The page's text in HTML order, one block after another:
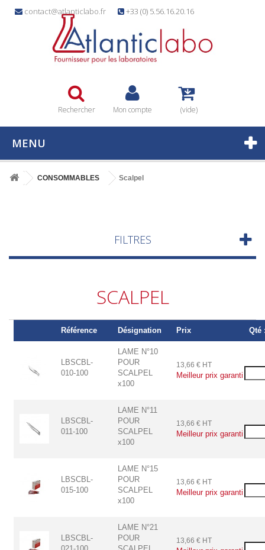
contact@atlanticlabo.fr +33 (0) 5.56.16.20.16
Rechercher Mon compte (vide)
MENU
CONSOMMABLES Scalpel
FILTRES
SCALPEL
Référence Désignation Prix Qté
LBSCBL-
010-100
LAME N°10
POUR
SCALPEL
x100
13,66 € HT
Meilleur prix garanti
LBSCBL-
011-100
LAME N°11
POUR
SCALPEL
x100
13,66 € HT
Meilleur prix garanti
LBSCBL-
015-100
LAME N°15
POUR
SCALPEL
x100
13,66 € HT
Meilleur prix garanti
LBSCBL-
LAME N°21
POUR
13,66 € HT